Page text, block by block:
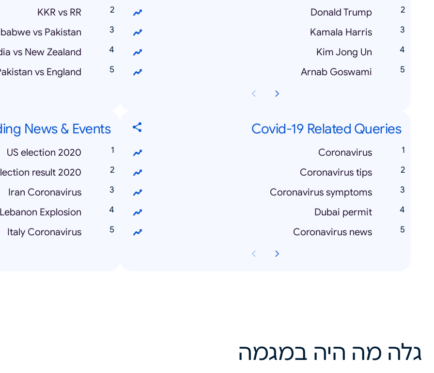
Donald Trump
Kamala Harris
Kim Jong Un
Arnab Goswami
KKR vs RR
vs Pakistan
vs New Zealand
vs England
Covid-19 Related Queries
Coronavirus
Coronavirus tips
Coronavirus symptoms
Dubai permit
Coronavirus news
News & Events
US election 2020
result 2020
Iran Coronavirus
Lebanon Explosion
Italy Coronavirus
גלה מה היה במגמה